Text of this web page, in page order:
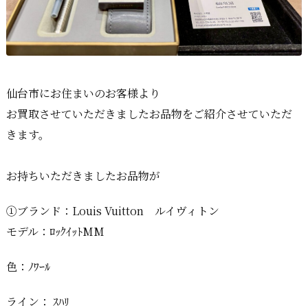
仙台市にお住まいのお客様より
お買取させていただきましたお品物をご紹介させていただ
きます。
お持ちいただきましたお品物が
①ブランド：Louis Vuitton ルイヴィトン
モデル：ﾛｯｸｲｯﾄMM
色：ﾉﾜｰﾙ
ライン： ｽﾊﾘ